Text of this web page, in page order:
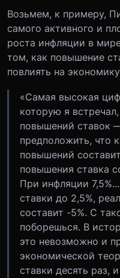
Возьмем, к примеру,
самого активного и
роста инфляции в
том, как повышение
повлиять на
«Самая высокая
которую я
повышений ставок
предположить, что
повышений
повышения ставка
При инфляции
ставки до 2,5%,
составит -5%. С
поборешься. В
это невозможно и
экономической
ставки десять раз,